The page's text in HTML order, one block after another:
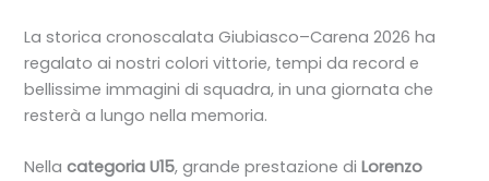
La storica cronoscalata Giubiasco–Carena 2026 ha
regalato ai nostri colori vittorie, tempi da record e
bellissime immagini di squadra, in una giornata che
resterà a lungo nella memoria.
Nellacategoria U15, grande prestazione diLorenzo